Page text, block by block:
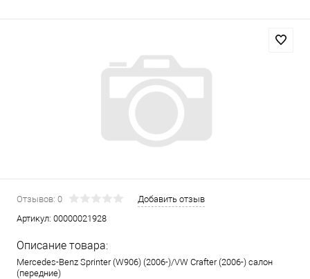
Отзывов: 0
Добавить отзыв
Артикул: 00000021928
Описание товара:
Mercedes-Benz Sprinter (W906) (2006-)/VW Crafter (2006-) салон
(передние)